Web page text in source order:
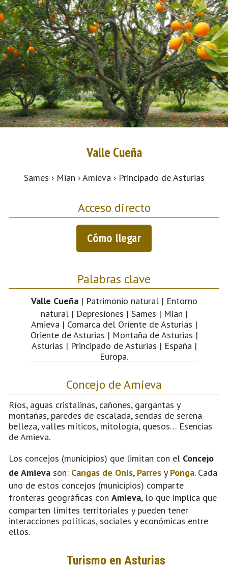
Valle Cueña
Sames › Mian › Amieva › Principado de Asturias
Acceso directo
Cómo llegar
Palabras clave
Valle Cueña| Patrimonio natural | Entorno
natural | Depresiones | Sames | Mian |
Amieva | Comarca del Oriente de Asturias |
Oriente de Asturias | Montaña de Asturias |
Asturias | Principado de Asturias | España |
Europa.
Concejo de Amieva
Ríos, aguas cristalinas, cañones, gargantas y
montañas, paredes de escalada, sendas de serena
belleza, valles míticos, mitología, quesos… Esencias
de Amieva.
Los concejos (municipios) que limitan con el Concejo
de Amieva son: Cangas de Onís, Parres y Ponga. Cada
uno de estos concejos (municipios) comparte
fronteras geográficas con Amieva, lo que implica que
comparten límites territoriales y pueden tener
interacciones políticas, sociales y económicas entre
ellos.